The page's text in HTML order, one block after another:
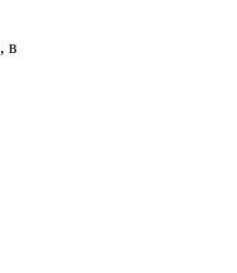
в